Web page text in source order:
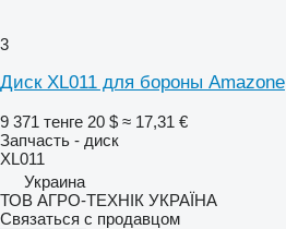
3
Диск XL011 для бороны Amazone
9 371 тенге 20 $ ≈ 17,31 €
Запчасть - диск
XL011
Украина
ТОВ АГРО-ТЕХНІК УКРАЇНА
Связаться с продавцом